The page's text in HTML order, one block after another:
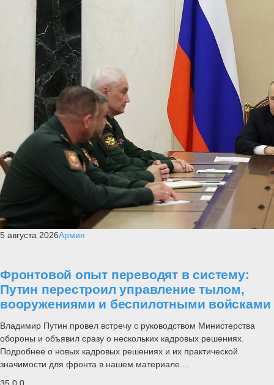
5 августа 2026Армия
Фронтовой опыт переводят в систему:
Путин перестроил управление тылом,
вооружениями и беспилотными войсками
Владимир Путин провел встречу с руководством Министерства
обороны и объявил сразу о нескольких кадровых решениях.
Подробнее о новых кадровых решениях и их практической
значимости для фронта в нашем материале....
35 0 0